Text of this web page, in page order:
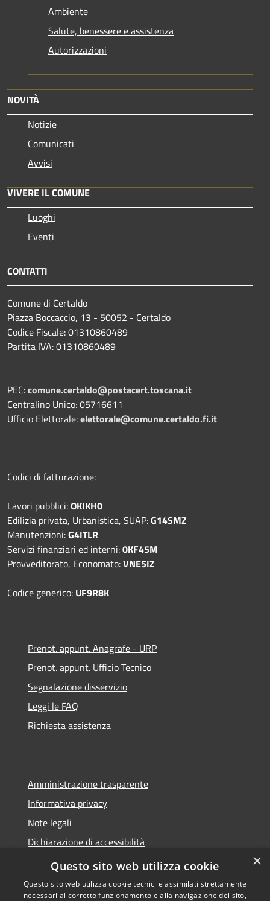
Ambiente
Salute, benessere e assistenza
Autorizzazioni
NOVITÀ
Notizie
Comunicati
Avvisi
VIVERE IL COMUNE
Luoghi
Eventi
CONTATTI
Comune di Certaldo
Piazza Boccaccio, 13 - 50052 - Certaldo
Codice Fiscale: 01310860489
Partita IVA: 01310860489
PEC:comune.certaldo@postacert.toscana.it
Centralino Unico: 05716611
Ufficio Elettorale:elettorale@comune.certaldo.fi.it
Codici di fatturazione:
Lavori pubblici:OKIKH0
Edilizia privata, Urbanistica, SUAP:G14SMZ
Manutenzioni:G4ITLR
Servizi finanziari ed interni:0KF45M
Provveditorato, Economato:VNE5IZ
Codice generico: UF9R8K
Prenot. appunt. Anagrafe - URP
Prenot. appunt. Ufficio Tecnico
Segnalazione disservizio
Leggi le FAQ
Richiesta assistenza
Amministrazione trasparente
Informativa privacy
Note legali
Dichiarazione di accessibilità
Whistleblowing
×
Questo sito web utilizza cookie
Questo sito web utilizza cookie tecnici e assimilati strettamente
necessari al corretto funzionamento e alla navigazione del sito,